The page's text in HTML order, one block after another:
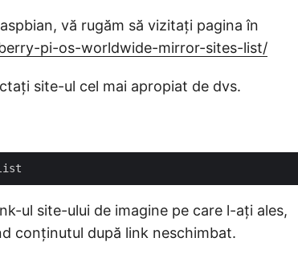
vă rugăm să vizitați pagina în
pi-os-worldwide-mirror-sites-list/
site-ul cel mai apropiat de dvs.
ul site-ului de imagine pe care l-ați ales,
conținutul după link neschimbat.